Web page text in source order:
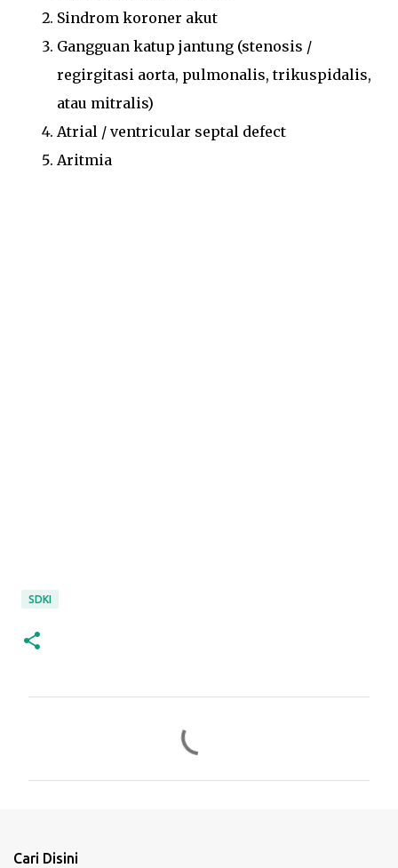
Sindrom koroner akut
Gangguan katup jantung (stenosis /
regirgitasi aorta, pulmonalis, trikuspidalis,
atau mitralis)
Atrial / ventricular septal defect
Aritmia
SDKI
n
Cari Disini